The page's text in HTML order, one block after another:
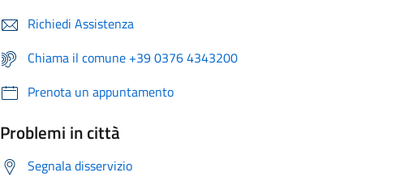
Richiedi Assistenza
Chiama il comune +39 0376 4343200
Prenota un appuntamento
Problemi in città
Segnala disservizio